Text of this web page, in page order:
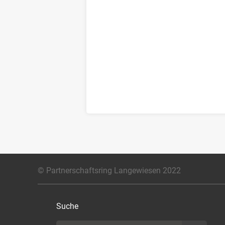
© Partnerschaftsring Langewiesen 2022
Suche